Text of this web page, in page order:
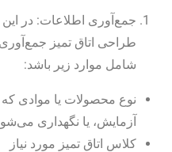
جمع‌آوری اطلاعات: در
طراحی اتاق تمیز
شامل موارد زیر باشد:
نوع محصولات یا موادی که
آزمایش، یا نگهداری
کلاس اتاق تمیز مورد نیاز